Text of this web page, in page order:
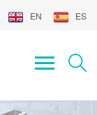
EN ES